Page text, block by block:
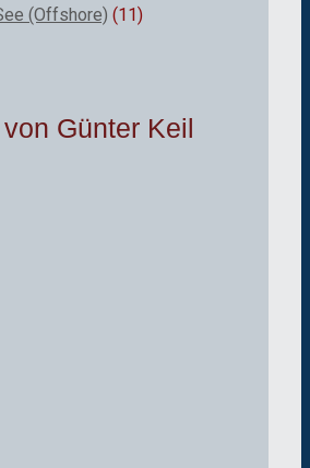
(Offshore) (11)
Günter Keil